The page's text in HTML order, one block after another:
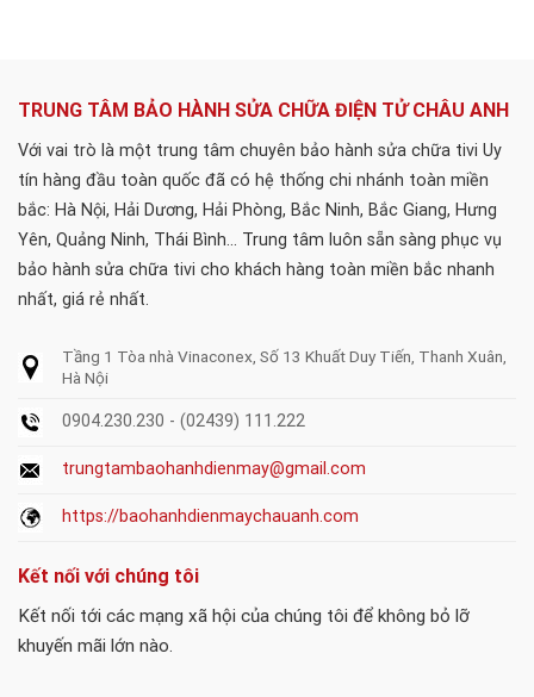
TRUNG TÂM BẢO HÀNH SỬA CHỮA ĐIỆN TỬ CHÂU ANH
Với vai trò là một trung tâm chuyên bảo hành sửa chữa tivi Uy
tín hàng đầu toàn quốc đã có hệ thống chi nhánh toàn miền
bắc: Hà Nội, Hải Dương, Hải Phòng, Bắc Ninh, Bắc Giang, Hưng
Yên, Quảng Ninh, Thái Bình... Trung tâm luôn sẵn sàng phục vụ
bảo hành sửa chữa tivi cho khách hàng toàn miền bắc nhanh
nhất, giá rẻ nhất.
Tầng 1 Tòa nhà Vinaconex, Số 13 Khuất Duy Tiến, Thanh Xuân,
Hà Nội
0904.230.230 - (02439) 111.222
trungtambaohanhdienmay@gmail.com
https://baohanhdienmaychauanh.com
Kết nối với chúng tôi
Kết nối tới các mạng xã hội của chúng tôi để không bỏ lỡ
khuyến mãi lớn nào.